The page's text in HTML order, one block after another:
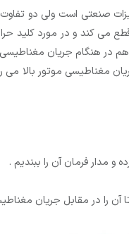
صنعتی است ولی دو
می کند و در مورد کلید
در هنگام جریان
مغناطیسی موتور
مدار فرمان آن را ببندیم .
آن را در مقابل جریان